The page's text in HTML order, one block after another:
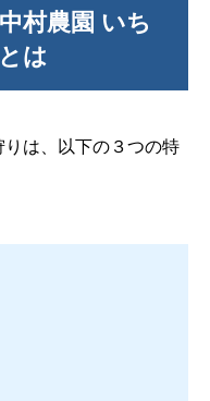
村農園 いち
は
は、以下の３つの特